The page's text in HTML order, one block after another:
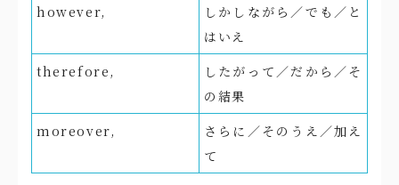
however,
しかしながら／でも／と
はいえ
therefore,
したがって／だから／そ
の結果
moreover,
さらに／そのうえ／加え
て